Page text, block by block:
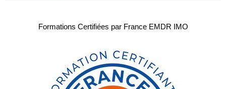
Formations Certifiées par France EMDR IMO